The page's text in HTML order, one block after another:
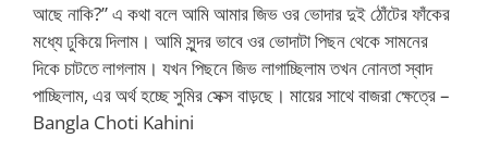
আছে নাকি?” এ কথা বলে আমি আমার জিভ ওর ভোদার দুই ঠোঁটের ফাঁকের
মধ্যে ঢুকিয়ে দিলাম। আমি সুন্দর ভাবে ওর ভোদাটা পিছন থেকে সামনের
দিকে চাটতে লাগলাম। যখন পিছনে জিভ লাগাচ্ছিলাম তখন নোনতা স্বাদ
পাচ্ছিলাম, এর অর্থ হচ্ছে সুমির সেক্স বাড়ছে। মায়ের সাথে বাজরা ক্ষেত্রে –
Bangla Choti Kahini